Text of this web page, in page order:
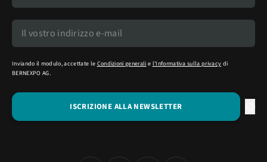
Inviando il modulo, accettate le Condizioni generali e l'Informativa sulla privacy di
BERNEXPO AG.